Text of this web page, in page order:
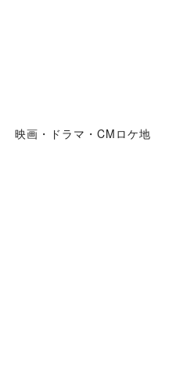
映画・ドラマ・CMロケ地